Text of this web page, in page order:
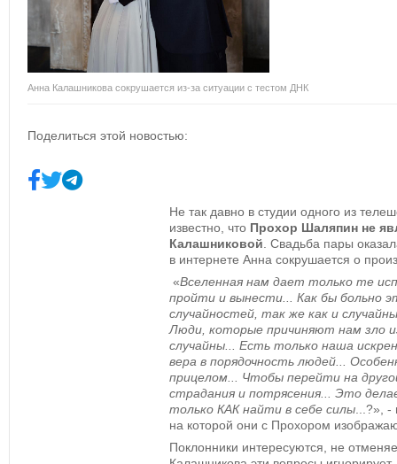
Анна Калашникова сокрушается из-за ситуации с тестом ДНК
Поделиться этой новостью:
Не так давно в студии одного из
известно, что Прохор Шаляпин не
Калашниковой . Свадьба пары
в интернете Анна сокрушается о
«Вселенная нам дает только те
пройти и вынести... Как бы больно
случайностей, так же как и
Люди, которые причиняют нам зло
случайны... Есть только наша
вера в порядочность людей...
прицелом... Чтобы перейти на
страдания и потрясения... Это
только КАК найти в себе силы ...?»,
на которой они с Прохором
Поклонники интересуются, не